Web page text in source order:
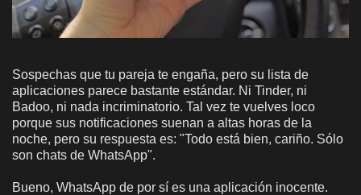
Sospechas que tu pareja te engaña, pero su lista de
aplicaciones parece bastante estándar. Ni Tinder, ni
Badoo, ni nada incriminatorio. Tal vez te vuelves loco
porque sus notificaciones suenan a altas horas de la
noche, pero su respuesta es: "Todo está bien, cariño. Sólo
son chats de WhatsApp".
Bueno, WhatsApp de por sí es una aplicación inocente.